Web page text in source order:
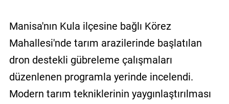
Manisa'nın Kula ilçesine bağlı Körez
Mahallesi'nde tarım arazilerinde başlatılan
dron destekli gübreleme çalışmaları
düzenlenen programla yerinde incelendi.
Modern tarım tekniklerinin yaygınlaştırılması